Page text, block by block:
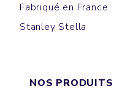
Fabriqué en France
Stanley Stella
Sweats cols ronds
ALMA
Sweats zippés à capuche
IDA
Sweats à capuche
NORA
Sweats cols ronds
LIANNA
Sweats cols ronds
FEELER
NOS PRODUITS